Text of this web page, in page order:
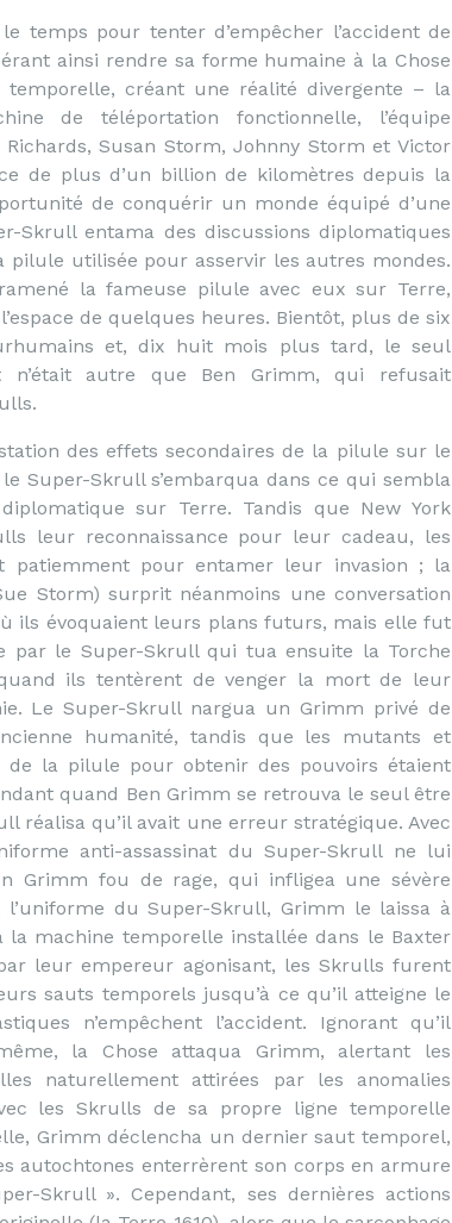
temps pour tenter d’empêcher l’accident de
ainsi rendre sa forme humaine à la Chose
créant une réalité divergente – la
de téléportation fonctionnelle, l’équipe
Susan Storm, Johnny Storm et Victor
de plus d’un billion de kilomètres depuis la
de conquérir un monde équipé d’une
Skrull entama des discussions diplomatiques
pilule utilisée pour asservir les autres mondes.
la fameuse pilule avec eux sur Terre,
de quelques heures. Bientôt, plus de six
et, dix huit mois plus tard, le seul
autre que Ben Grimm, qui refusait
des effets secondaires de la pilule sur le
le Super-Skrull s’embarqua dans ce qui sembla
sur Terre. Tandis que New York
leur reconnaissance pour leur cadeau, les
patiemment pour entamer leur invasion ; la
Storm) surprit néanmoins une conversation
ils évoquaient leurs plans futurs, mais elle fut
par le Super-Skrull qui tua ensuite la Torche
ils tentèrent de venger la mort de leur
Le Super-Skrull nargua un Grimm privé de
humanité, tandis que les mutants et
de la pilule pour obtenir des pouvoirs étaient
quand Ben Grimm se retrouva le seul être
réalisa qu’il avait une erreur stratégique. Avec
anti-assassinat du Super-Skrull ne lui
Grimm fou de rage, qui infligea une sévère
du Super-Skrull, Grimm le laissa à
la machine temporelle installée dans le Baxter
leur empereur agonisant, les Skrulls furent
sauts temporels jusqu’à ce qu’il atteigne le
n’empêchent l’accident. Ignorant qu’il
la Chose attaqua Grimm, alertant les
naturellement attirées par les anomalies
les Skrulls de sa propre ligne temporelle
Grimm déclencha un dernier saut temporel,
autochtones enterrèrent son corps en armure
Skrull ». Cependant, ses dernières actions